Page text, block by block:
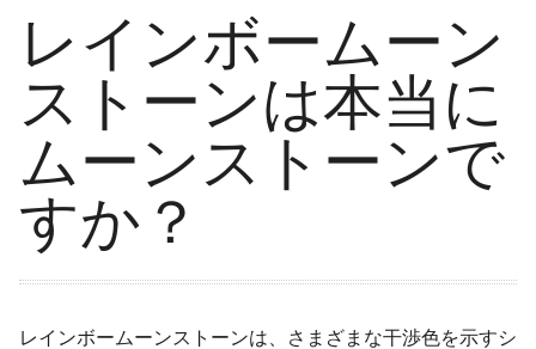
レインボームーン
ストーンは本当に
ムーンストーンで
すか？
レインボームーンストーンは、さまざまな干渉色を示すシ